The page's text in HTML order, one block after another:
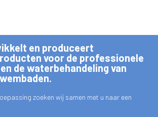
en produceert
voor de professionele
de waterbehandeling van
zoeken wij samen met u naar een